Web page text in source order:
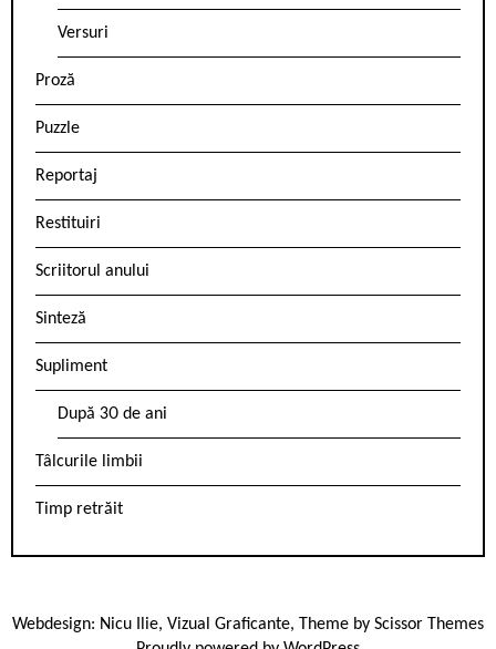
Versuri
Proză
Puzzle
Reportaj
Restituiri
Scriitorul anului
Sinteză
Supliment
După 30 de ani
Tâlcurile limbii
Timp retrăit
Webdesign: Nicu Ilie, Vizual Graficante, Theme by Scissor Themes